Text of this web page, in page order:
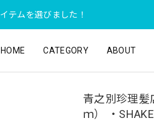
テムを選びました！
HOME CATEGORY ABOUT
青之別珍理髪
ｍ） ・